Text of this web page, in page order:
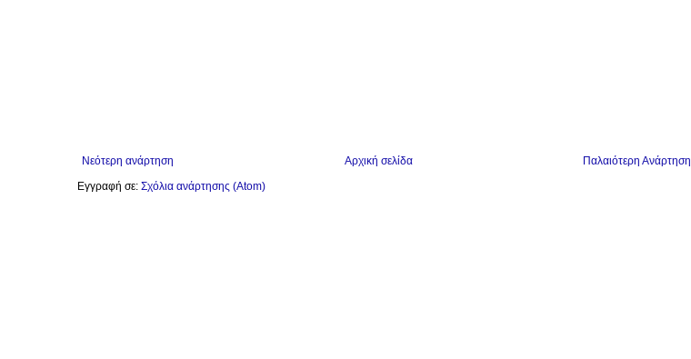
Νεότερη ανάρτηση Παλαιότερη Ανάρτηση
Αρχική σελίδα
Εγγραφή σε: Σχόλια ανάρτησης (Atom)